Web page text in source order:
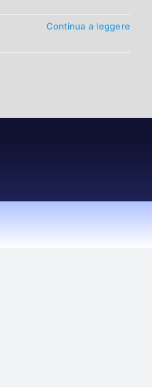
Continua a leggere